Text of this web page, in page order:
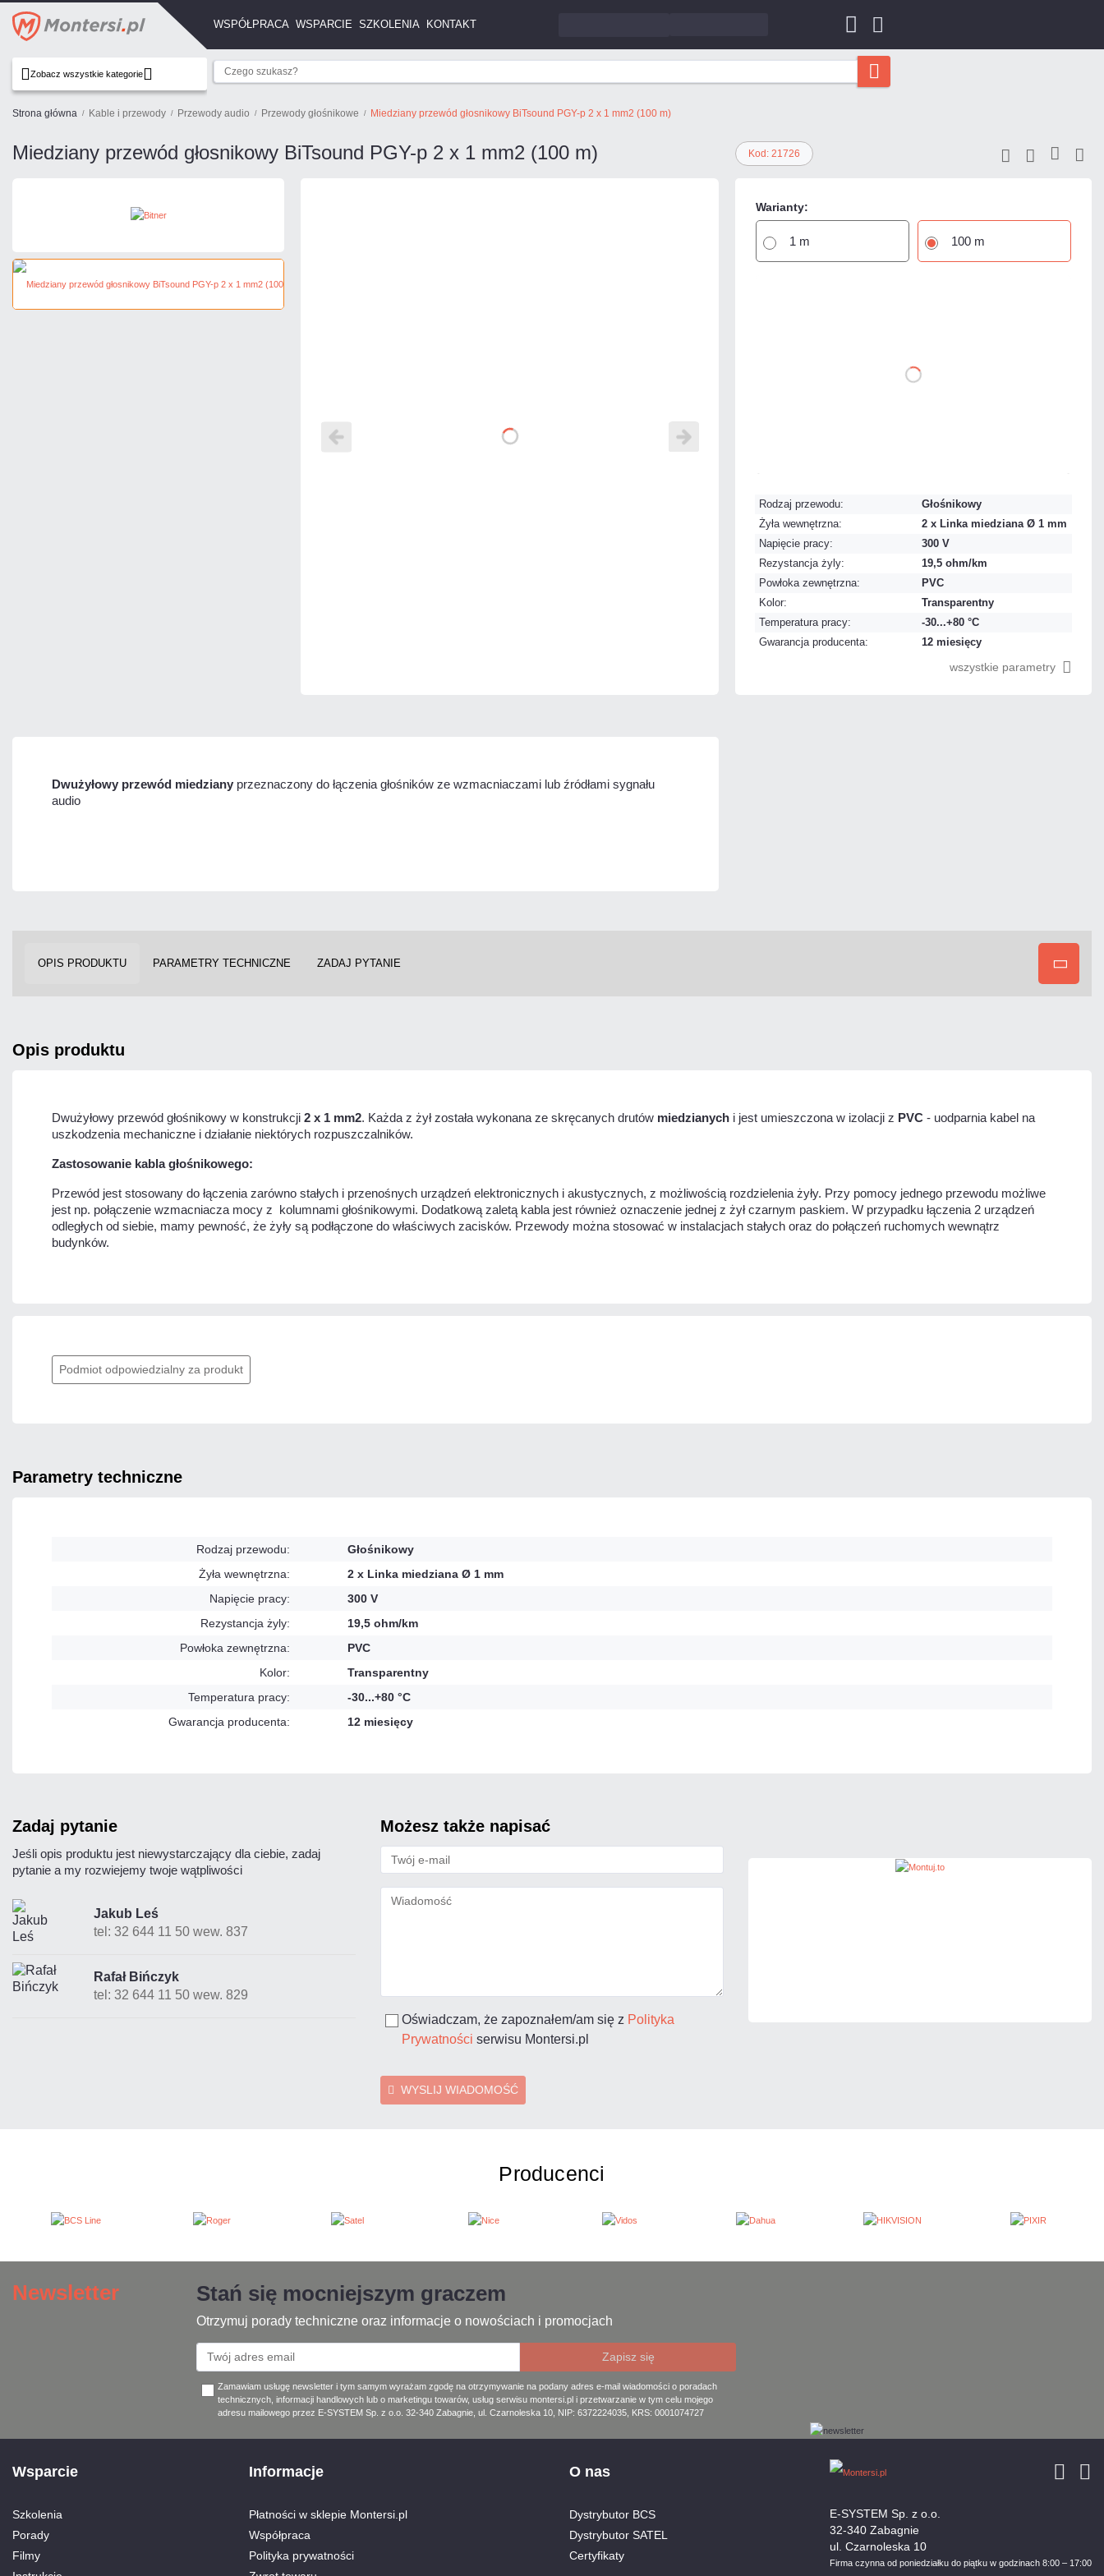
WSPÓŁPRACA WSPARCIE SZKOLENIA KONTAKT
Zobacz wszystkie kategorie
Strona główna Kable i przewody Przewody audio Przewody głośnikowe Miedziany przewód głosnikowy BiTsound PGY-p 2 x 1 mm2 (100 m)
Miedziany przewód głosnikowy BiTsound PGY-p 2 x 1 mm2 (100 m) Kod: 21726
Warianty:
1 m 100 m
Rodzaj przewodu:
Głośnikowy
Żyła wewnętrzna:
2 x Linka miedziana Ø 1 mm
Napięcie pracy:
300 V
Rezystancja żyly:
19,5 ohm/km
Powłoka zewnętrzna:
PVC
Kolor:
Transparentny
Temperatura pracy:
-30...+80 °C
Gwarancja producenta:
12 miesięcy
wszystkie parametry
Dwużyłowy przewód miedziany przeznaczony do łączenia głośników ze wzmacniaczami lub źródłami sygnału
audio
OPIS PRODUKTU PARAMETRY TECHNICZNE ZADAJ PYTANIE
opis produktu
Dwużyłowy przewód głośnikowy w konstrukcji 2 x 1 mm2. Każda z żył została wykonana ze skręcanych drutów miedzianych i jest umieszczona w izolacji z PVC - uodparnia kabel na
uszkodzenia mechaniczne i działanie niektórych rozpuszczalników.
Zastosowanie kabla głośnikowego:
Przewód jest stosowany do łączenia zarówno stałych i przenośnych urządzeń elektronicznych i akustycznych, z możliwością rozdzielenia żyły. Przy pomocy jednego przewodu możliwe
jest np. połączenie wzmacniacza mocy z kolumnami głośnikowymi. Dodatkową zaletą kabla jest również oznaczenie jednej z żył czarnym paskiem. W przypadku łączenia 2 urządzeń
odległych od siebie, mamy pewność, że żyły są podłączone do właściwych zacisków. Przewody można stosować w instalacjach stałych oraz do połączeń ruchomych wewnątrz
budynków.
Podmiot odpowiedzialny za produkt
parametry techniczne
Rodzaj przewodu:
Głośnikowy
Żyła wewnętrzna:
2 x Linka miedziana Ø 1 mm
Napięcie pracy:
300 V
Rezystancja żyly:
19,5 ohm/km
Powłoka zewnętrzna:
PVC
Kolor:
Transparentny
Temperatura pracy:
-30...+80 °C
Gwarancja producenta:
12 miesięcy
zadaj pytanie
Jeśli opis produktu jest niewystarczający dla ciebie, zadaj
pytanie a my rozwiejemy twoje wątpliwości
Jakub Leś
tel: 32 644 11 50 wew. 837
Rafał Bińczyk
tel: 32 644 11 50 wew. 829
możesz także napisać
Oświadczam, że zapoznałem/am się z Polityka
Prywatności serwisu Montersi.pl
WYSLIJ WIADOMOŚĆ
Producenci
Newsletter Stań się mocniejszym graczem
Otrzymuj porady techniczne oraz informacje o nowościach i promocjach
Zamawiam usługę newsletter i tym samym wyrażam zgodę na otrzymywanie na podany adres e-mail wiadomości o poradach
technicznych, informacji handlowych lub o marketingu towarów, usług serwisu montersi.pl i przetwarzanie w tym celu mojego
adresu mailowego przez E-SYSTEM Sp. z o.o. 32-340 Zabagnie, ul. Czarnoleska 10, NIP: 6372224035, KRS: 0001074727
Firma czynna od poniedziałku do piątku w godzinach 8:00 – 17:00
E-SYSTEM Sp. z o.o.
32-340 Zabagnie
ul. Czarnoleska 10
Wsparcie
Szkolenia
Porady
Filmy
Informacje
Płatności w sklepie Montersi.pl
Współpraca
Polityka prywatności
O nas
Dystrybutor BCS
Dystrybutor SATEL
Certyfikaty